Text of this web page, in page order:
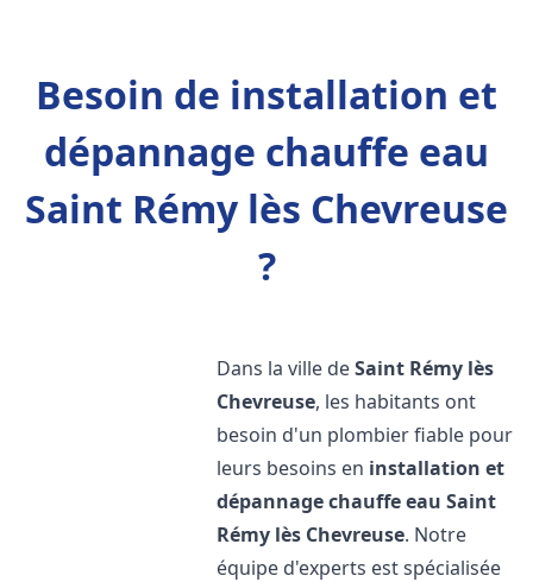
Besoin de installation et
dépannage chauffe eau
Saint Rémy lès Chevreuse
?
Dans la ville deSaint Rémy lès
Chevreuse, les habitants ont
besoin d'un plombier fiable pour
leurs besoins en installation et
dépannage chauffe eau Saint
Rémy lès Chevreuse. Notre
équipe d'experts est spécialisée